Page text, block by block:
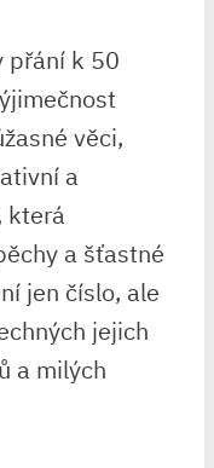
přání k 50
věci,
a
která
a ‌šťastné
jen číslo,‍ ale
‌jejich
a milých